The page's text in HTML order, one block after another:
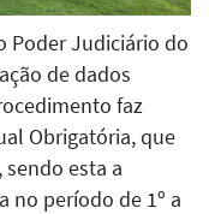
Poder Judiciário do
de dados
faz
Obrigatória, que
esta a
no período de 1º a